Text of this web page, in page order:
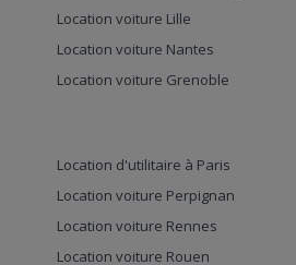
Location voiture Lille
Location voiture Nantes
Location voiture Grenoble
Location d'utilitaire à Paris
Location voiture Perpignan
Location voiture Rennes
Location voiture Rouen